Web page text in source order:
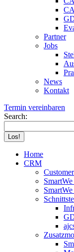
Partner
Jobs
News
Kontakt
Termin vereinbaren
Search:
Home
CRM